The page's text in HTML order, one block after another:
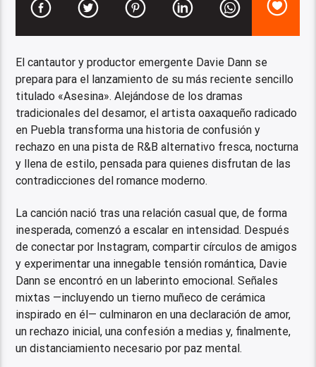
El cantautor y productor emergente Davie Dann se
prepara para el lanzamiento de su más reciente sencillo
titulado «Asesina». Alejándose de los dramas
tradicionales del desamor, el artista oaxaqueño radicado
en Puebla transforma una historia de confusión y
rechazo en una pista de R&B alternativo fresca, nocturna
y llena de estilo, pensada para quienes disfrutan de las
contradicciones del romance moderno.
La canción nació tras una relación casual que, de forma
inesperada, comenzó a escalar en intensidad. Después
de conectar por Instagram, compartir círculos de amigos
y experimentar una innegable tensión romántica, Davie
Dann se encontró en un laberinto emocional. Señales
mixtas —incluyendo un tierno muñeco de cerámica
inspirado en él— culminaron en una declaración de amor,
un rechazo inicial, una confesión a medias y, finalmente,
un distanciamiento necesario por paz mental.